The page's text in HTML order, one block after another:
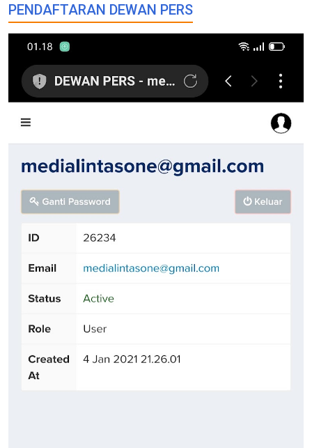
PENDAFTARAN DEWAN PERS